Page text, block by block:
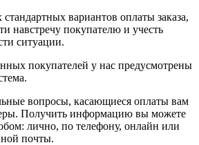
вариантов оплаты заказа,
навстречу покупателю и учесть
ситуации.
покупателей у нас предусмотрены
вопросы, касающиеся оплаты вам
Получить информацию вы можете
лично, по телефону, онлайн или
почты.